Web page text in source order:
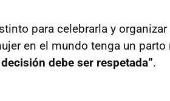
para celebrarla y
en el mundo tenga un parto
debe ser respetada”.